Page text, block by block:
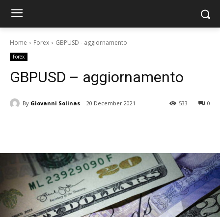
Home Forex GBPUSD - aggiornamento
Forex
GBPUSD – aggiornamento
By Giovanni Solinas 20 December 2021 0
533